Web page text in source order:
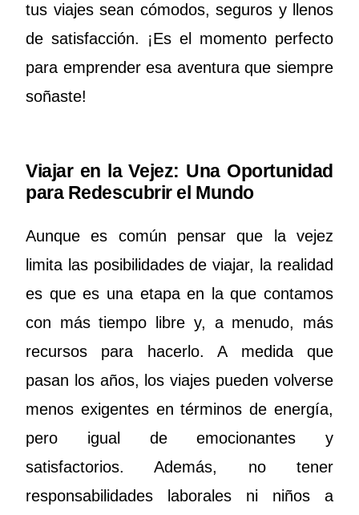
tus viajes sean cómodos, seguros y llenos
de satisfacción. ¡Es el momento perfecto
para emprender esa aventura que siempre
soñaste!
Viajar en la Vejez: Una Oportunidad
para Redescubrir el Mundo
Aunque es común pensar que la vejez
limita las posibilidades de viajar, la realidad
es que es una etapa en la que contamos
con más tiempo libre y, a menudo, más
recursos para hacerlo. A medida que
pasan los años, los viajes pueden volverse
menos exigentes en términos de energía,
pero igual de emocionantes y
satisfactorios. Además, no tener
responsabilidades laborales ni niños a